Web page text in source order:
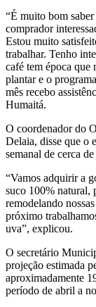
“É muito bom
comprador
Estou muito
trabalhar. Tenho
café tem época que
plantar e o
mês recebo
Humaitá.
O coordenador do
Delaia, disse que o
semanal de cerca
“Vamos adquirir a
suco 100% natural,
remodelando
próximo
uva”, explicou.
O secretário
projeção estimada
aproximadamente
período de abril a